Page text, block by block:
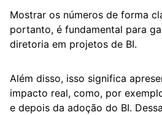
Mostrar os números de forma
portanto, é fundamental para
diretoria em projetos de BI.
Além disso, isso significa
impacto real, como, por
e depois da adoção do BI.